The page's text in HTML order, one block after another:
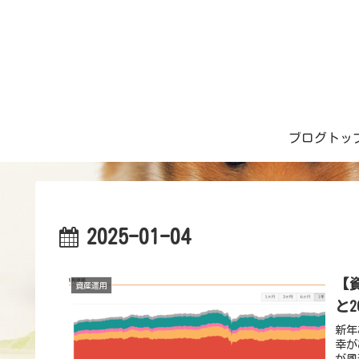
ブログトッ
2025-01-04
資産運用
と
新
幸